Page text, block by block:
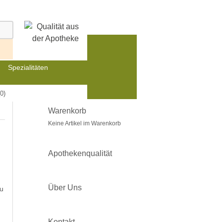
Spezialitäten
Warenkorb
Keine Artikel im Warenkorb
Apothekenqualität
Über Uns